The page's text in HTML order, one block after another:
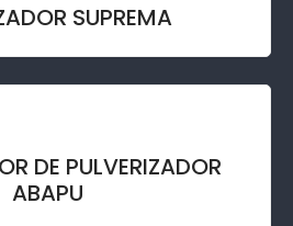
SUPREMA
DE PULVERIZADOR
ABAPU